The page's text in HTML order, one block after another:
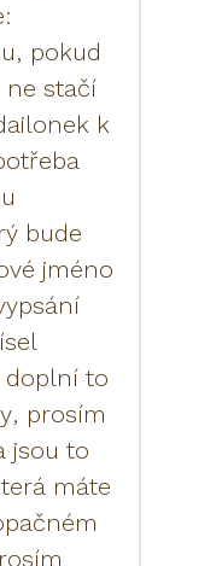
pokud
stačí
k
bude
jméno
doplní to
prosím
jsou to
máte